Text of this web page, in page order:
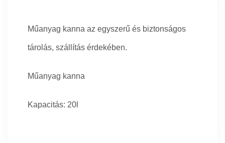
Műanyag kanna az egyszerű és biztonságos
tárolás, szállítás érdekében.
Műanyag kanna
Kapacitás: 20l